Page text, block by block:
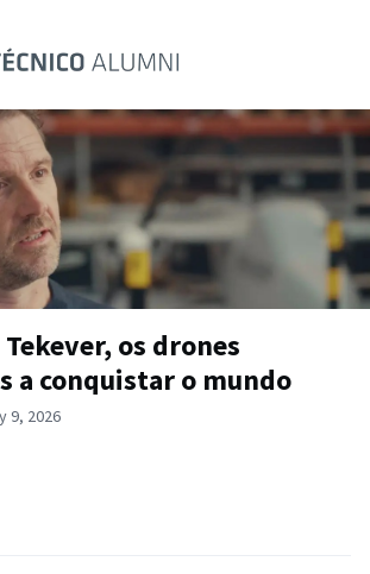
os drones
a conquistar o mundo
9, 2026